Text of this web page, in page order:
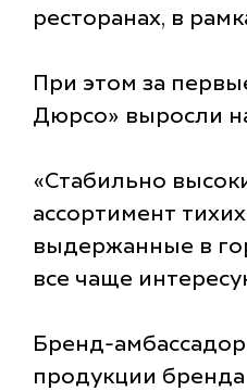
ресторанах, в
При этом за
Дюрсо» выросли
«Стабильно
ассортимент
выдержанные в
все чаще
Бренд-
продукции